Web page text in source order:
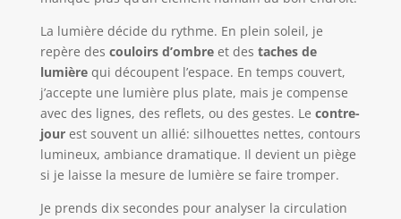
La lumière décide du rythme. En plein soleil, je
repère des couloirs d’ombreet des taches de
lumièrequi découpent l’espace. En temps couvert,
j’accepte une lumière plus plate, mais je compense
avec des lignes, des reflets, ou des gestes. Le contre-
jourest souvent un allié: silhouettes nettes, contours
lumineux, ambiance dramatique. Il devient un piège
si je laisse la mesure de lumière se faire tromper.
Je prends dix secondes pour analyser la circulation